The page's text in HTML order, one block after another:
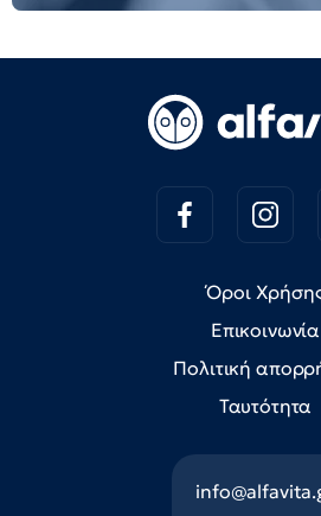
Όροι
Επικοινωνία
Πολιτική
Ταυτότητα